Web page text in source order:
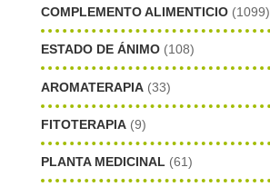
COMPLEMENTO ALIMENTICIO (1099)
ESTADO DE ÁNIMO (108)
AROMATERAPIA (33)
FITOTERAPIA (9)
PLANTA MEDICINAL (61)